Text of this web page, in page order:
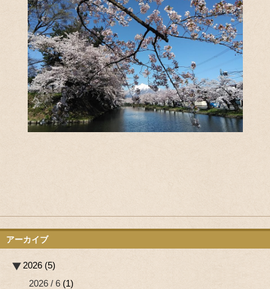
アーカイブ
2026 (5)
2026 / 6 (1)